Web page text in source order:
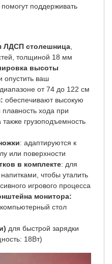
поддерживать
ЛДСП столешница
толщиной 18 мм
высоты
опустить ваш
от 74 до 122 см
обеспечивают высокую
хода при
грузоподъемность
: адаптируются к
или поверхности
в комплекте: для
чтобы уталить
игрового процесса
монитора:
компьютерный стол
для быстрой зарядки
18Вт)